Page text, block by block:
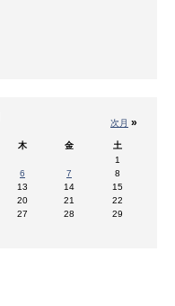
次月 »
木 金
土
1
6 7
8
13 14
15
20 21
22
27 28
29